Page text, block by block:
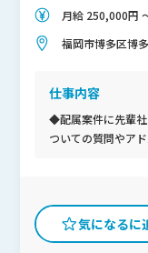
月給 250,000円
福岡市博多区博
仕事内容
◆配属案件に先輩
ついての質問やア
ハウがあり、将来
ト体制が手厚いこ
汲み取ってくれる